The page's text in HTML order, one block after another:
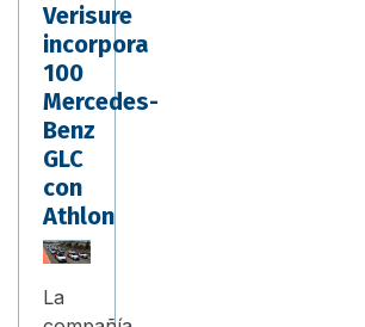
Verisure
incorpora
100
Mercedes-
Benz
GLC
con
Athlon
La